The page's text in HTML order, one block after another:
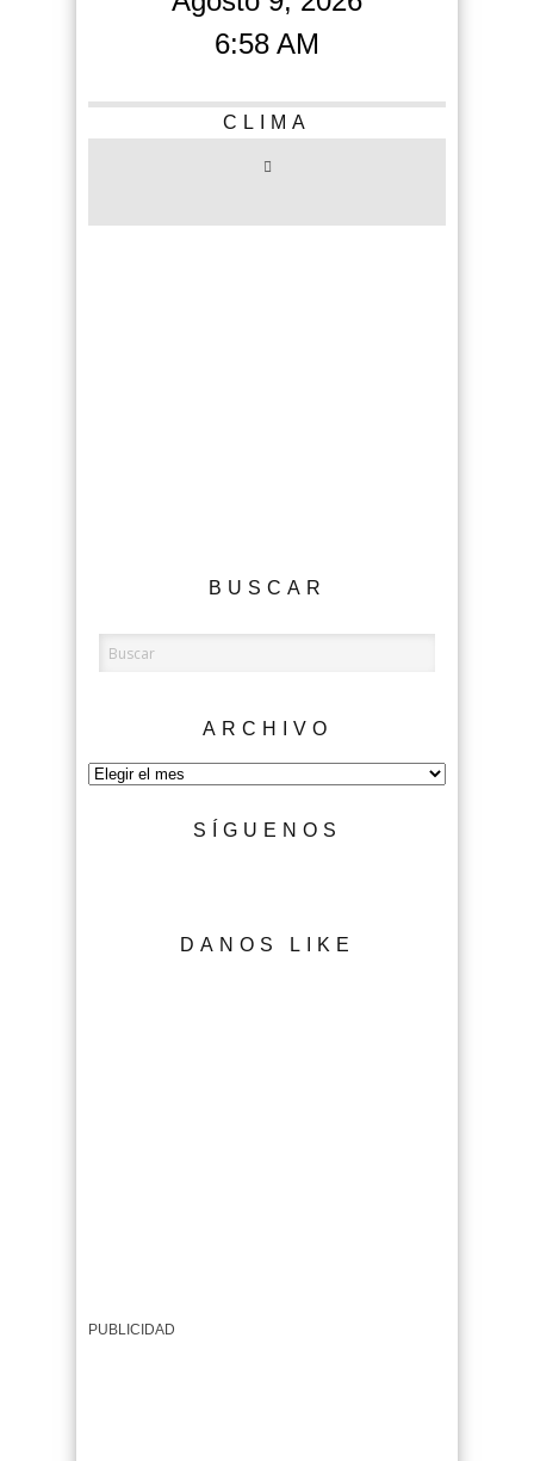
6:58 AM
CLIMA
BUSCAR
ARCHIVO
Archivo
SÍGUENOS
DANOS LIKE
PUBLICIDAD